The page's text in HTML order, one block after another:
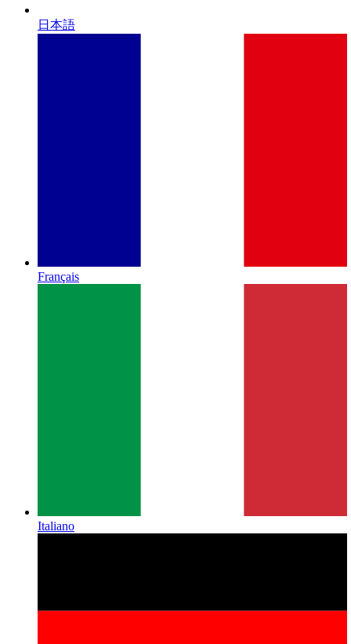
日本語
Français
Italiano